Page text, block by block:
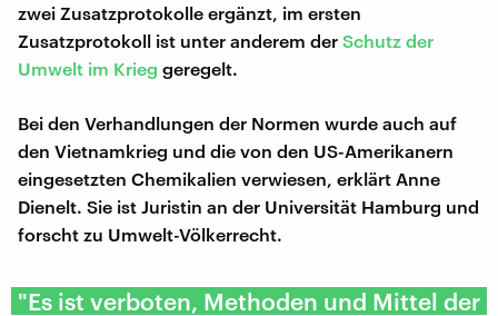
zwei Zusatzprotokolle ergänzt, im ersten
Zusatzprotokoll ist unter anderem der Schutz der
Umwelt im Krieg geregelt.
Bei den Verhandlungen der Normen wurde auch auf
den Vietnamkrieg und die von den US-Amerikanern
eingesetzten Chemikalien verwiesen, erklärt Anne
Dienelt. Sie ist Juristin an der Universität Hamburg und
forscht zu Umwelt-Völkerrecht.
"Es ist verboten, Methoden und Mittel der